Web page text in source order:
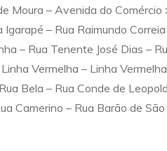
Moura – Avenida do Comércio
– Rua Raimundo
– Rua Tenente José Dias –
Vermelha – Linha
Bela – Rua Conde de
Camerino – Rua Barão de São